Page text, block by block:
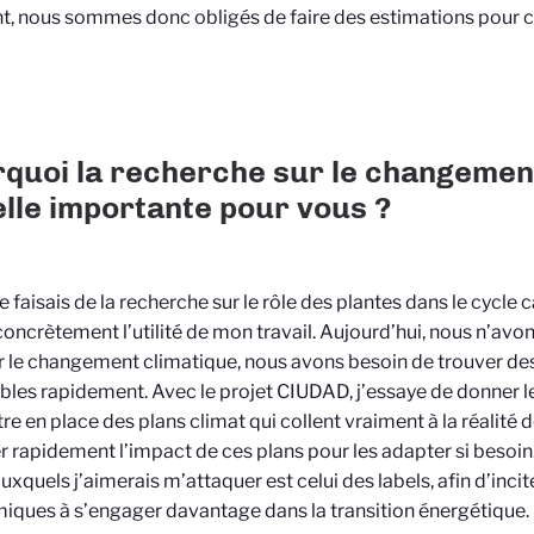
nous sommes donc obligés de faire des estimations pour
la recherche sur le
importante pour vous ?
faisais de la recherche sur le rôle des plantes dans le cycle
l’utilité de mon travail. Aujourd’hui, nous n’
le changement climatique, nous avons besoin de trouver
rapidement. Avec le projet CIUDAD, j’essaye de donner
en place des plans climat qui collent vraiment à la réalité
rapidement l’impact de ces plans pour les adapter si
j’aimerais m’attaquer est celui des labels, afin d’
à s’engager davantage dans la transition énergétique.